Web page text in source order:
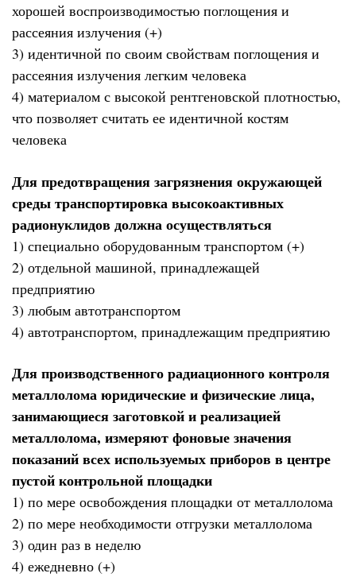
хорошей воспроизводимостью поглощения и
рассеяния излучения (+)
3) идентичной по своим свойствам поглощения и
рассеяния излучения легким человека
4) материалом с высокой рентгеновской плотностью,
что позволяет считать ее идентичной костям
человека
Для предотвращения загрязнения окружающей
среды транспортировка высокоактивных
радионуклидов должна осуществляться
1) специально оборудованным транспортом (+)
2) отдельной машиной, принадлежащей
предприятию
3) любым автотранспортом
4) автотранспортом, принадлежащим предприятию
Для производственного радиационного контроля
металлолома юридические и физические лица,
занимающиеся заготовкой и реализацией
металлолома, измеряют фоновые значения
показаний всех используемых приборов в центре
пустой контрольной площадки
1) по мере освобождения площадки от металлолома
2) по мере необходимости отгрузки металлолома
3) один раз в неделю
4) ежедневно (+)